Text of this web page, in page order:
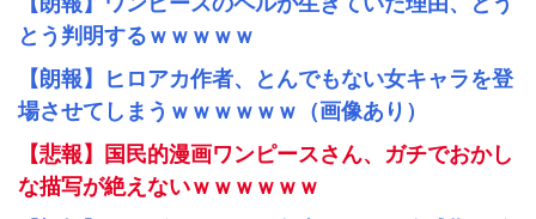
とう判明するｗｗｗｗｗ
【朗報】ヒロアカ作者、とんでもない女キャラを登
場させてしまうｗｗｗｗｗｗ（画像あり）
【悲報】国民的漫画ワンピースさん、ガチでおかし
な描写が絶えないｗｗｗｗｗｗ